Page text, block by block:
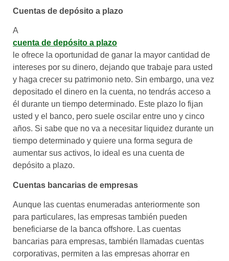
Cuentas de depósito a plazo
A
cuenta de depósito a plazo
le ofrece la oportunidad de ganar la mayor cantidad de
intereses por su dinero, dejando que trabaje para usted
y haga crecer su patrimonio neto. Sin embargo, una vez
depositado el dinero en la cuenta, no tendrás acceso a
él durante un tiempo determinado. Este plazo lo fijan
usted y el banco, pero suele oscilar entre uno y cinco
años. Si sabe que no va a necesitar liquidez durante un
tiempo determinado y quiere una forma segura de
aumentar sus activos, lo ideal es una cuenta de
depósito a plazo.
Cuentas bancarias de empresas
Aunque las cuentas enumeradas anteriormente son
para particulares, las empresas también pueden
beneficiarse de la banca offshore. Las cuentas
bancarias para empresas, también llamadas cuentas
corporativas, permiten a las empresas ahorrar en